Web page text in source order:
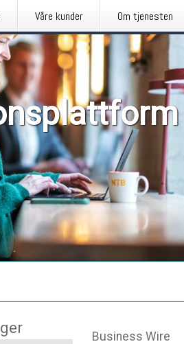
Våre kunder Om tjenesten
Business Wire